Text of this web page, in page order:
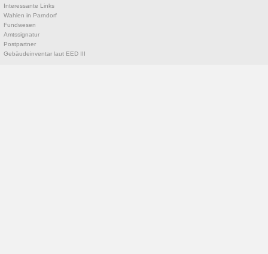
Interessante Links
Wahlen in Parndorf
Fundwesen
Amtssignatur
Postpartner
Gebäudeinventar laut EED III